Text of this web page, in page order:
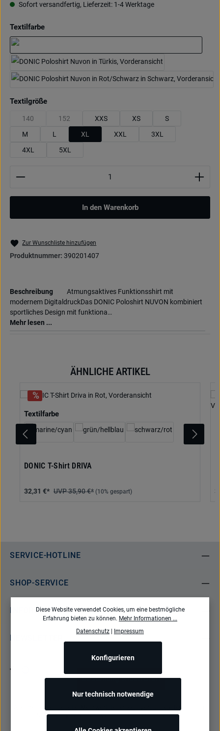
Sofort versandfertig, Lieferzeit: 1-4 Werktage
Textilfarbeauswählen
Textilgrößeauswählen
140 152 XXS XS
S
M
L XL XXL
3XL
4XL
5XL
Produkt Anzahl: Gib den gewünschten Wert ein
In den Warenkorb
Zur Wunschliste hinzufügen
Produktnummer: 390201407
Beschreibung
Atmungsaktives Funktionsshirt mit
modernem DigitaldruckDas DONIC Poloshirt NUVON kombiniert
sportliches Design mit funktiona…
Mehr lesen ...
Produktgalerie überspringenÄHNLICHE ARTIKEL
Textilfarbeauswählen
DONIC T-Shirt DRIVA
32,31 €* 35,90 €* (10% gespart)
SERVICE-HOTLINE
SHOP-SERVICE
INFORMATIONEN
Bestellung widerrufen
Alle Preise inkl. gesetzl. Mehrwertsteuer zzgl. Versandkosten
Nachnahmegebühren, wenn nicht anders angegeben.
Diese Website verwendet Cookies, um eine bestmögliche
Erfahrung bieten zu können. Mehr Informationen ...
Datenschutz
Impressum
Nur technisch notwendige
Konfigurieren